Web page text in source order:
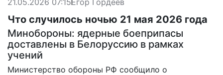
Что случилось ночью 21 мая 2026 года
Минобороны: ядерные боеприпасы
доставлены в Белоруссию в рамках
учений
Министерство обороны РФ сообщило о